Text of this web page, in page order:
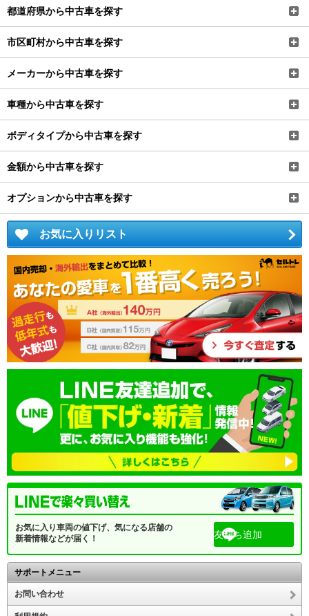
都道府県から中古車を探す
市区町村から中古車を探す
メーカーから中古車を探す
車種から中古車を探す
ボディタイプから中古車を探す
金額から中古車を探す
オプションから中古車を探す
お気に入りリスト
お気に入り車両の値下げ、気になる店舗の
新着情報などが届く！
友だち追加
サポートメニュー
お問い合わせ